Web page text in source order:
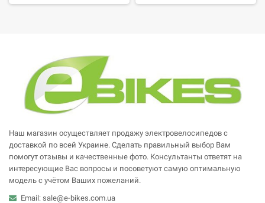
Наш магазин осуществляет продажу электровелосипедов с
доставкой по всей Украине. Сделать правильный выбор Вам
помогут отзывы и качественные фото. Консультанты ответят на
интересующие Вас вопросы и посоветуют самую оптимальную
модель с учётом Ваших пожеланий.
Email: sale@e-bikes.com.ua